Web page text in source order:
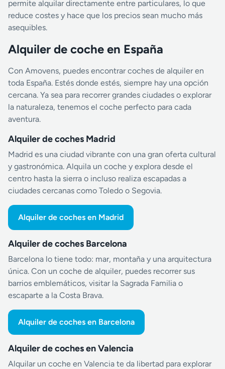
permite alquilar directamente entre particulares, lo que
reduce costes y hace que los precios sean mucho más
asequibles.
Alquiler de coche en España
Con Amovens, puedes encontrar coches de alquiler en
toda España. Estés donde estés, siempre hay una opción
cercana. Ya sea para recorrer grandes ciudades o explorar
la naturaleza, tenemos el coche perfecto para cada
aventura.
Alquiler de coches Madrid
Madrid es una ciudad vibrante con una gran oferta cultural
y gastronómica. Alquila un coche y explora desde el
centro hasta la sierra o incluso realiza escapadas a
ciudades cercanas como Toledo o Segovia.
Alquiler de coches en Madrid
Alquiler de coches Barcelona
Barcelona lo tiene todo: mar, montaña y una arquitectura
única. Con un coche de alquiler, puedes recorrer sus
barrios emblemáticos, visitar la Sagrada Familia o
escaparte a la Costa Brava.
Alquiler de coches en Barcelona
Alquiler de coches en Valencia
Alquilar un coche en Valencia te da libertad para explorar